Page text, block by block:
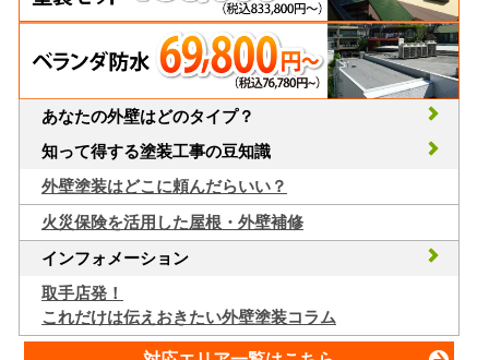
あなたの外壁はどのタイプ？
知って得する塗装工事の豆知識
外壁塗装はどこに頼んだらいい？
火災保険を活用した屋根・外壁補修
インフォメーション
取手店発！
これだけは伝えおきたい外壁塗装コラム